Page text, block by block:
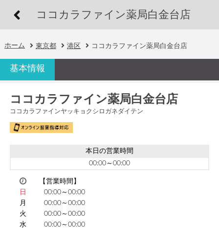
ココカラファイン薬局白金台店
ホーム 東京都 港区 ココカラファイン薬局白金台店
基本情報
ココカラファイン薬局白金台店
ココカラファインヤッキョクシロガネダイテン
本日の営業時間
00:00～00:00
【営業時間】
日
00:00～00:00
月
00:00～00:00
火
00:00～00:00
水
00:00～00:00